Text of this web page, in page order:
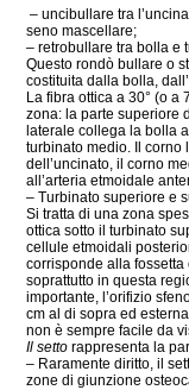
– uncibullare tra
seno mascellare;
– retrobullare tra bolla e
Questo rondò bullare o
costituita dalla bolla,
La fibra ottica a 30° (o a
zona: la parte superiore
laterale collega la bolla
turbinato medio. Il corno
dell’uncinato, il corno
all’arteria etmoidale
– Turbinato superiore e
Si tratta di una zona
ottica sotto il turbinato
cellule etmoidali
corrisponde alla
soprattutto in questa
importante, l’orifizio
cm al di sopra ed
non è sempre facile da
Il settorappresenta la
– Raramente diritto, il
zone di giunzione